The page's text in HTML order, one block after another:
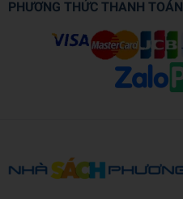
PHƯƠNG THỨC THANH TOÁN